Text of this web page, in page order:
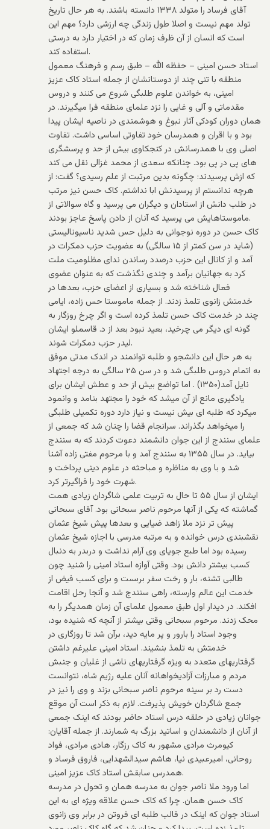
آقای فرساد را متولد ۱۳۳۸ دانسته باشند. به هر حال تاریخ
تولد مهم نیست و اصلا طول زندگی چه ارزشی دارد؟ مهم این
است که انسان از آن ظرف زمان که در اختیار دارد به درستی
استفاده کند.
استاد حسن امینی – حفظه الله – طبق رسم و فرهنگ معمول
منطقه با تنی چند از دوستانشان از جمله استاد کاک عزیز
امینی، به خواندن علوم طلبگی شروع می کنند و دروس
مقدماتی و آلی و غایی را نزد علمای منطقه فرا میگیرند. در
همان دوران کودکی آثار نبوغ و هوشمندی در ناصیه ایشان پیدا
بود و با اقران و همدرسان خود تفاوتی اساسی داشت. تفاوت
اصلی وی با همدرسانش در کنجکاوی بیش از حد و پرسشگری
های پی در پی بود. چنانکه سعدی از محمد غزالی نقل می کند
که ازش پرسیدند: چگونه بدین مرتبت از علم رسیدی؟ گفت: از
هرچه ندانستم از پرسیدنش ابا نداشتم. کاک حسن نیز مرتب
در طلب دانش از استادان و دیگران می پرسید و گاه سوالاتی از
ماموستاهایش می پرسید که آنان از دادن پاسخ عاجز بودند.
کاک حسن در دوره نوجوانی به دلیل حس شدید ناسیونالیستی
(شاید در سن کمتر از ۱۵ سالگی) به عضویت حزب دمکرات در
آمد و از کانال این حزب درصدد رساندن ندای مظلومیت ملت
کرد به جهانیان برآمد و چندی نگذشت که به عنوان عضوی
فعال شناخته شد و بسیاری از اعضای حزب، بعدها در
خدمتش زانوی تلمذ زدند. از جمله ماموستا حس زاده، ایامی
چند در خدمت کاک حسن تلمذ کرده است و اگر چرخ روزگار به
گونه ای دیگر می چرخید، بعید نبود بعد از د. قاسملو ایشان
لیدر حزب دمکرات شوند.
به هر حال این دانشجو و طلبه توانمند در اندک مدتی موفق
به اتمام دروس طلبگی شد و در سن ۲۵ سالگی به درجه اجتهاد
نایل آمد(۱۳۵۰) . اما تواضع بیش از حد و عطش ایشان برای
یادگیری مانع از آن میشد که خود را مجتهد بنامد و وانمود
میکرد که طلبه ای بیش نیست و نیاز دارد دوره تکمیلی طلبگی
را میخواهد بگذراند. سرانجام قضا را چنان شد که جمعی از
علمای سنندج از این جوان دانشمند دعوت کردند که به سنندج
بیاید. در سال ۱۳۵۵ به سنندج آمد و با مرحوم مفتی زاده آشنا
شد و با وی به مناظره و مباحثه در علوم دینی پرداخت و
شهرت خود را فراگیرتر کرد.
ایشان از سال ۵۵ تا حال به تربیت علمی شاگردان زیادی همت
گماشته که یکی از آنها مرحوم ناصر سبحانی بود. آقای سبحانی
پیش تر نزد ملا زاهد ضیایی و بعدها پیش شیخ عثمان
نقشبندی درس خوانده و به مرتبه مدرسی با اجازه شیخ عثمان
رسیده بود اما طبع جویای وی آرام نداشت و دربدر به دنبال
کسب بیشتر دانش بود. وقتی آوازه استاد امینی را شنید چون
طالبی تشنه، بار و رخت سفر بربست و برای کسب فیض از
خدمت این عالم وارسته، راهی سنندج شد و آنجا رحل اقامت
افکند. در دیدار اول طبق معمول علمای آن زمان همدیگر را به
محک زدند. مرحوم سبحانی وقتی بیشتر از آنچه که شنیده بود،
وجود استاد را بارور و پر مایه دید، برآن شد تا روزگاری در
خدمتش به تلمذ بنشیند. استاد امینی علیرغم داشتن
گرفتاریهای متعدد به ویژه گرفتاریهای ناشی از غلیان و جنبش
مردم و مبارزات آزادیخواهانه آنان علیه رژیم شاه، نتوانست
دست رد بر سینه مرحوم ناصر سبحانی بزند و وی را نیز در
جمع شاگردان خویش پذیرفت. لازم به ذکر است آن موقع
جوانان زیادی در حلقه درس استاد حاضر بودند که اینک جمعی
از آنان از دانشمندان و اساتید بزرگ به شمارند. از جمله آقایان:
کیومرث مرادی مشهور به کاک رزگار، هادی مرادی، فواد
روحانی، امیرعبیدی نیا، هاشم سیدالشهدایی، فاروق فرساد و
همدرس سابقش استاد کاک عزیز امینی.
اما ورود ملا ناصر جوان به مدرسه همان و تحول در مدرسه
کاک حسن همان. چرا که کاک حسن علاقه ویژه ای به این
استاد جوان که اینک در قالب طلبه ای فروتن در برابر وی زانوی